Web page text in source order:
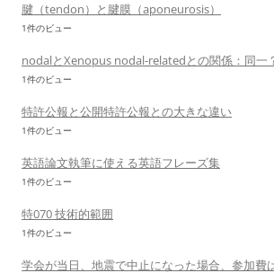
腱（tendon）と腱膜（aponeurosis）
1件のビュー
nodalとXenopus nodal-relatedとの関係：同一
1件のビュー
特許公報と公開特許公報との大きな違い
1件のビュー
英語論文執筆に使える英語フレーズ集
1件のビュー
特070 技術的範囲
1件のビュー
学会が当日、地震で中止になった場合、参加費